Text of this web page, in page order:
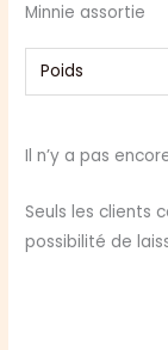
Minnie assortie
Poids
Il n’y a pas
Seuls les clients
possibilité de